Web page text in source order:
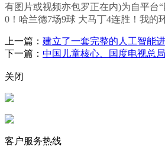
有图片或视频亦包罗正在内)为自平台
0！哈兰德7场9球 大马丁4连胜！我
上一篇： 建立了一套完整的人工智能
下一篇： 中国儿童核心、国度电视总
关闭
客户服务热线